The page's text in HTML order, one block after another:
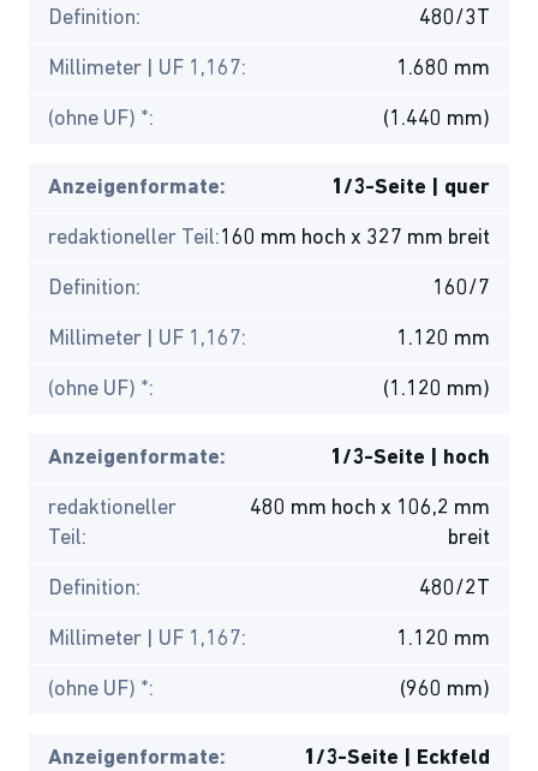
Definition: 480/3T
Millimeter | UF 1,167: 1.680 mm
(ohne UF) *: (1.440 mm)
Anzeigenformate: 1/3-Seite | quer
redaktioneller Teil:160 mm hoch x 327 mm breit
Definition: 160/7
Millimeter | UF 1,167: 1.120 mm
(ohne UF) *: (1.120 mm)
Anzeigenformate: 1/3-Seite | hoch
redaktioneller
Teil:
480 mm hoch x 106,2 mm
breit
Definition: 480/2T
Millimeter | UF 1,167: 1.120 mm
(ohne UF) *: (960 mm)
Anzeigenformate: 1/3-Seite | Eckfeld